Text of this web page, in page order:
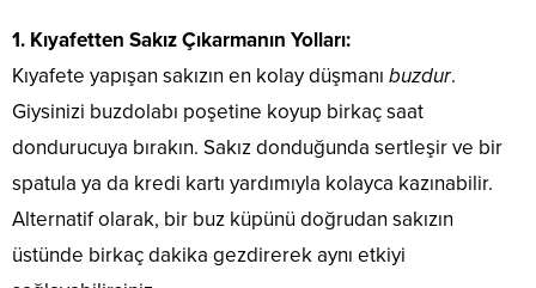
1. Kıyafetten Sakız Çıkarmanın Yolları:
Kıyafete yapışan sakızın en kolay düşmanı buzdur.
Giysinizi buzdolabı poşetine koyup birkaç saat
dondurucuya bırakın. Sakız donduğunda sertleşir ve bir
spatula ya da kredi kartı yardımıyla kolayca kazınabilir.
Alternatif olarak, bir buz küpünü doğrudan sakızın
üstünde birkaç dakika gezdirerek aynı etkiyi